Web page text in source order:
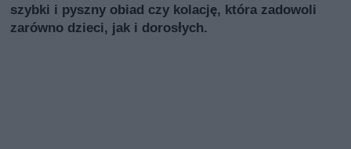
szybki i pyszny obiad czy kolację, która zadowoli
zarówno dzieci, jak i dorosłych.